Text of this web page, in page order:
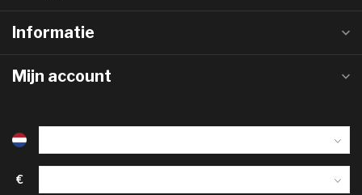
Informatie
Mijn account
€